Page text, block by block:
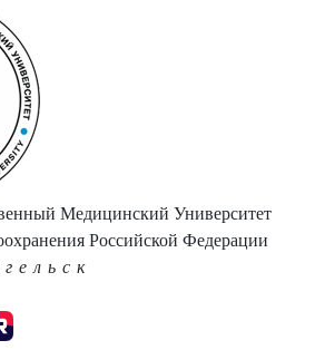
Медицинский Университет
Российской Федерации